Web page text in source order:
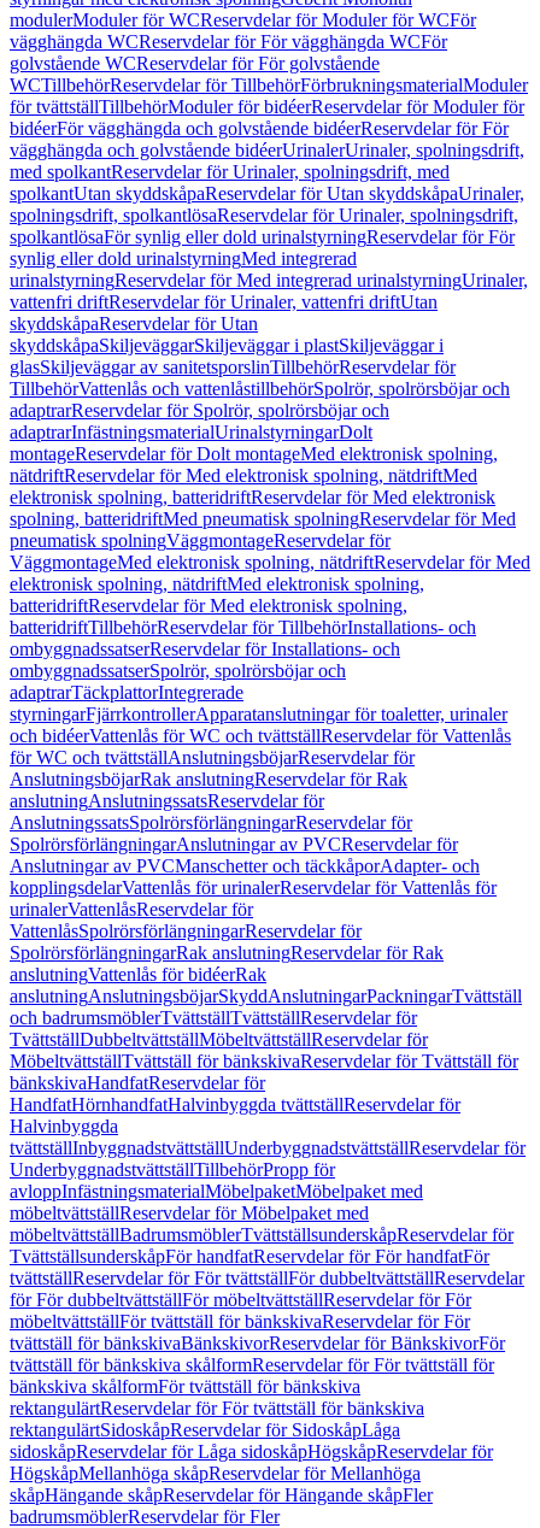
modulerModuler för WCReservdelar för Moduler för WCFör
vägghängda WCReservdelar för För vägghängda WCFör
golvstående WCReservdelar för För golvstående
WCTillbehörReservdelar för TillbehörFörbrukningsmaterialModuler
för tvättställTillbehörModuler för bidéerReservdelar för Moduler för
bidéerFör vägghängda och golvstående bidéerReservdelar för För
vägghängda och golvstående bidéerUrinalerUrinaler, spolningsdrift,
med spolkantReservdelar för Urinaler, spolningsdrift, med
spolkantUtan skyddskåpaReservdelar för Utan skyddskåpaUrinaler,
spolningsdrift, spolkantlösaReservdelar för Urinaler, spolningsdrift,
spolkantlösaFör synlig eller dold urinalstyrningReservdelar för För
synlig eller dold urinalstyrningMed integrerad
urinalstyrningReservdelar för Med integrerad urinalstyrningUrinaler,
vattenfri driftReservdelar för Urinaler, vattenfri driftUtan
skyddskåpaReservdelar för Utan
skyddskåpaSkiljeväggarSkiljeväggar i plastSkiljeväggar i
glasSkiljeväggar av sanitetsporslinTillbehörReservdelar för
TillbehörVattenlås och vattenlåstillbehörSpolrör, spolrörsböjar och
adaptrarReservdelar för Spolrör, spolrörsböjar och
adaptrarInfästningsmaterialUrinalstyrningarDolt
montageReservdelar för Dolt montageMed elektronisk spolning,
nätdriftReservdelar för Med elektronisk spolning, nätdriftMed
elektronisk spolning, batteridriftReservdelar för Med elektronisk
spolning, batteridriftMed pneumatisk spolningReservdelar för Med
pneumatisk spolningVäggmontageReservdelar för
VäggmontageMed elektronisk spolning, nätdriftReservdelar för Med
elektronisk spolning, nätdriftMed elektronisk spolning,
batteridriftReservdelar för Med elektronisk spolning,
batteridriftTillbehörReservdelar för TillbehörInstallations- och
ombyggnadssatserReservdelar för Installations- och
ombyggnadssatserSpolrör, spolrörsböjar och
adaptrarTäckplattorIntegrerade
styrningarFjärrkontrollerApparatanslutningar för toaletter, urinaler
och bidéerVattenlås för WC och tvättställReservdelar för Vattenlås
för WC och tvättställAnslutningsböjarReservdelar för
AnslutningsböjarRak anslutningReservdelar för Rak
anslutningAnslutningssatsReservdelar för
AnslutningssatsSpolrörsförlängningarReservdelar för
SpolrörsförlängningarAnslutningar av PVCReservdelar för
Anslutningar av PVCManschetter och täckkåporAdapter- och
kopplingsdelarVattenlås för urinalerReservdelar för Vattenlås för
urinalerVattenlåsReservdelar för
VattenlåsSpolrörsförlängningarReservdelar för
SpolrörsförlängningarRak anslutningReservdelar för Rak
anslutningVattenlås för bidéerRak
anslutningAnslutningsböjarSkyddAnslutningarPackningarTvättställ
och badrumsmöblerTvättställTvättställReservdelar för
TvättställDubbeltvättställMöbeltvättställReservdelar för
MöbeltvättställTvättställ för bänkskivaReservdelar för Tvättställ för
bänkskivaHandfatReservdelar för
HandfatHörnhandfatHalvinbyggda tvättställReservdelar för
Halvinbyggda
tvättställInbyggnadstvättställUnderbyggnadstvättställReservdelar för
UnderbyggnadstvättställTillbehörPropp för
avloppInfästningsmaterialMöbelpaketMöbelpaket med
möbeltvättställReservdelar för Möbelpaket med
möbeltvättställBadrumsmöblerTvättställsunderskåpReservdelar för
TvättställsunderskåpFör handfatReservdelar för För handfatFör
tvättställReservdelar för För tvättställFör dubbeltvättställReservdelar
för För dubbeltvättställFör möbeltvättställReservdelar för För
möbeltvättställFör tvättställ för bänkskivaReservdelar för För
tvättställ för bänkskivaBänkskivorReservdelar för BänkskivorFör
tvättställ för bänkskiva skålformReservdelar för För tvättställ för
bänkskiva skålformFör tvättställ för bänkskiva
rektangulärtReservdelar för För tvättställ för bänkskiva
rektangulärtSidoskåpReservdelar för SidoskåpLåga
sidoskåpReservdelar för Låga sidoskåpHögskåpReservdelar för
HögskåpMellanhöga skåpReservdelar för Mellanhöga
skåpHängande skåpReservdelar för Hängande skåpFler
badrumsmöblerReservdelar för Fler